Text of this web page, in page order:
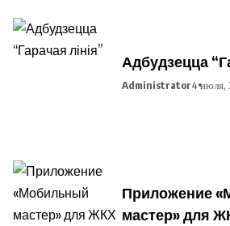
Адбудзецца
Administrator4 июля,
Приложение
мастер» для